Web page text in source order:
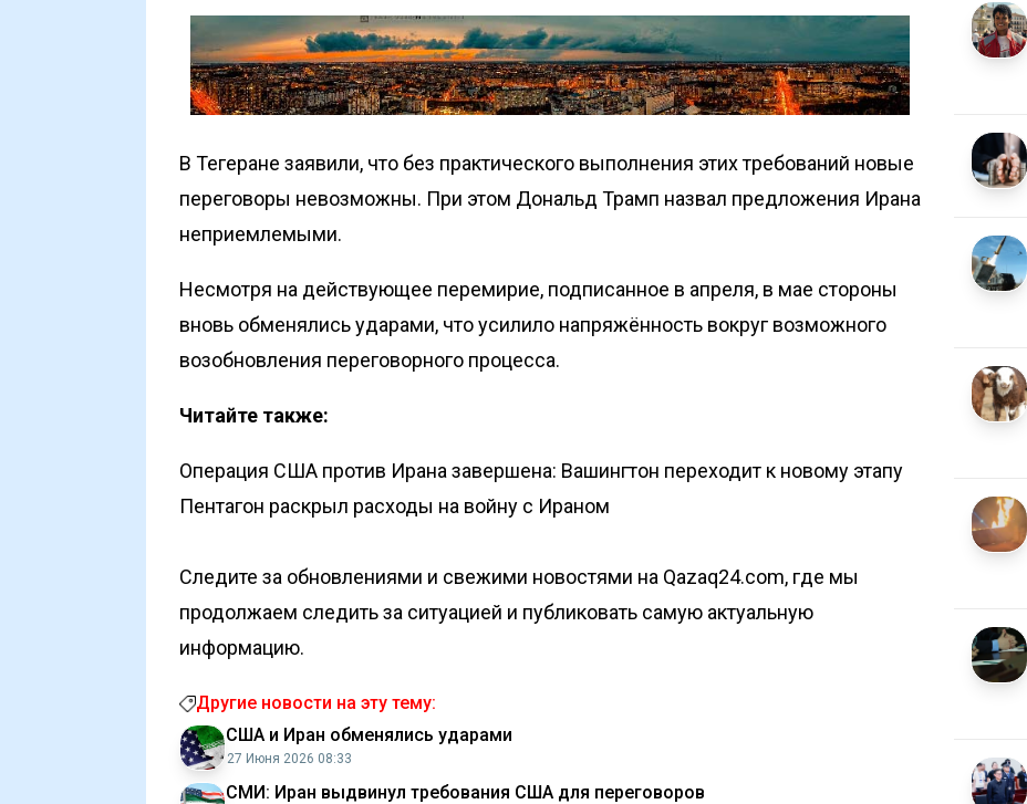
В Тегеране заявили, что без практического выполнения этих требований новые
переговоры невозможны. При этом Дональд Трамп назвал предложения Ирана
неприемлемыми.
Несмотря на действующее перемирие, подписанное в апреля, в мае стороны
вновь обменялисьударами, что усилило напряжённость вокруг возможного
возобновления переговорного процесса.
Читайте также:
Операция США против Ирана завершена: Вашингтон переходит к новому этапу
Пентагон раскрыл расходы на войну с Ираном
Следите за обновлениями и свежими новостями на Qazaq24.com, где мы
продолжаем следить за ситуацией и публиковать самую актуальную
информацию.
Другие новости на эту тему:
США и Иран обменялись ударами
27 Июня 2026 08:33
СМИ: Иран выдвинул требования США для переговоров